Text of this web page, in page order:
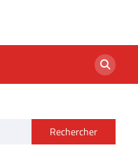
Rechercher